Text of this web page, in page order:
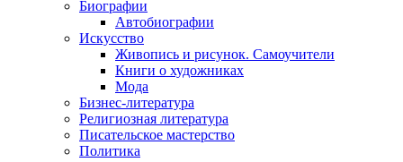
Биографии
Автобиографии
Искусство
Живопись и рисунок. Самоучители
Книги о художниках
Мода
Бизнес-литература
Религиозная литература
Писательское мастерство
Политика